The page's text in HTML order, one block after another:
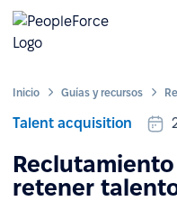
Inicio Guías y recursos
Talent acquisition
retener